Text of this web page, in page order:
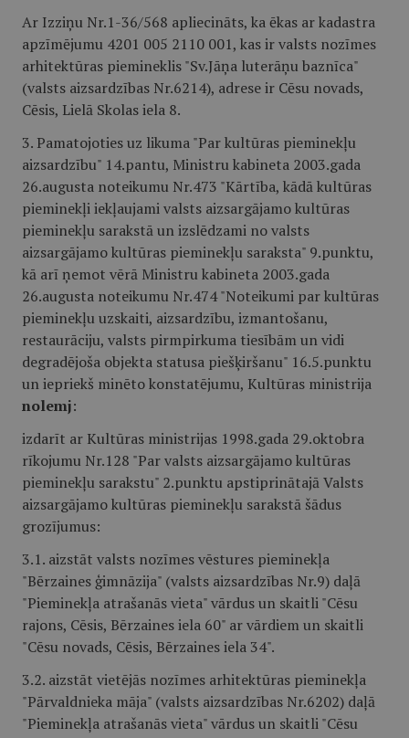
Ar Izziņu Nr.1-36/568 apliecināts, ka ēkas ar kadastra
apzīmējumu 4201 005 2110 001, kas ir valsts nozīmes
arhitektūras piemineklis "Sv.Jāņa luterāņu baznīca"
(valsts aizsardzības Nr.6214), adrese ir Cēsu novads,
Cēsis, Lielā Skolas iela 8.
3. Pamatojoties uz likuma "Par kultūras pieminekļu
aizsardzību" 14.pantu, Ministru kabineta 2003.gada
26.augusta noteikumu Nr.473 "Kārtība, kādā kultūras
pieminekļi iekļaujami valsts aizsargājamo kultūras
pieminekļu sarakstā un izslēdzami no valsts
aizsargājamo kultūras pieminekļu saraksta" 9.punktu,
kā arī ņemot vērā Ministru kabineta 2003.gada
26.augusta noteikumu Nr.474 "Noteikumi par kultūras
pieminekļu uzskaiti, aizsardzību, izmantošanu,
restaurāciju, valsts pirmpirkuma tiesībām un vidi
degradējoša objekta statusa piešķiršanu" 16.5.punktu
un iepriekš minēto konstatējumu, Kultūras ministrija
nolemj:
izdarīt ar Kultūras ministrijas 1998.gada 29.oktobra
rīkojumu Nr.128 "Par valsts aizsargājamo kultūras
pieminekļu sarakstu" 2.punktu apstiprinātajā Valsts
aizsargājamo kultūras pieminekļu sarakstā šādus
grozījumus:
3.1. aizstāt valsts nozīmes vēstures pieminekļa
"Bērzaines ģimnāzija" (valsts aizsardzības Nr.9) daļā
"Pieminekļa atrašanās vieta" vārdus un skaitli "Cēsu
rajons, Cēsis, Bērzaines iela 60" ar vārdiem un skaitli
"Cēsu novads, Cēsis, Bērzaines iela 34".
3.2. aizstāt vietējās nozīmes arhitektūras pieminekļa
"Pārvaldnieka māja" (valsts aizsardzības Nr.6202) daļā
"Pieminekļa atrašanās vieta" vārdus un skaitli "Cēsu